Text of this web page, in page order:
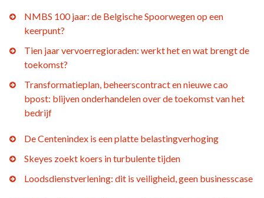
NMBS 100 jaar: de Belgische Spoorwegen op een
keerpunt?
Tien jaar vervoerregioraden: werkt het en wat brengt de
toekomst?
Transformatieplan, beheerscontract en nieuwe cao
bpost: blijven onderhandelen over de toekomst van het
bedrijf
De Centenindex is een platte belastingverhoging
Skeyes zoekt koers in turbulente tijden
Loodsdienstverlening: dit is veiligheid, geen businesscase